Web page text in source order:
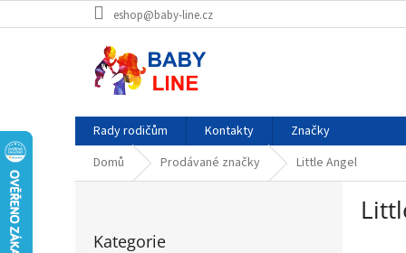
na
eshop@baby-line.cz
Rady rodičům Kontakty
Značky
Domů
Prodávané značky Little Angel
kategorie
Kategorie